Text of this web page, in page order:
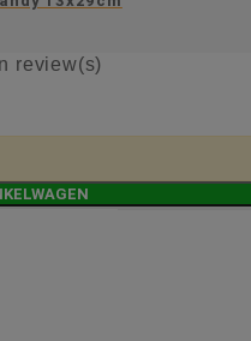
review(s)